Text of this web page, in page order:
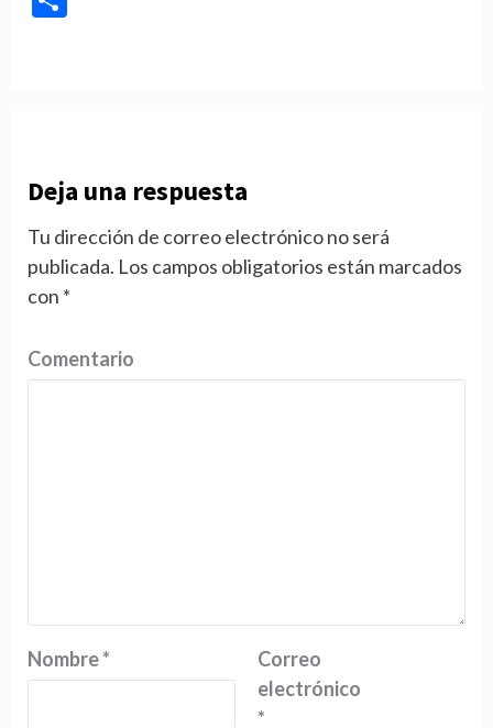
Deja una respuesta
Tu dirección de correo electrónico no será
publicada. Los campos obligatorios están marcados
con *
Comentario
Nombre*
Correo
electrónico
*